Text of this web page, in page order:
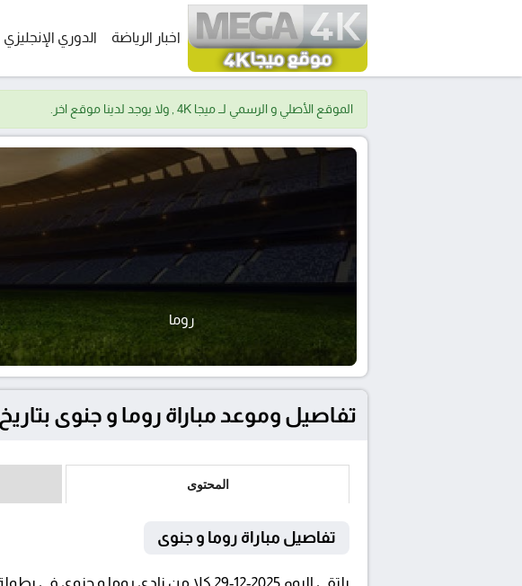
اخبار الرياضة الدوري الإنجليزي
الموقع الأصلي و الرسمي لــ ميجا 4K , ولا يوجد لدينا موقع اخر.
روما
تفاصيل وموعد مباراة روما و جنوى بتاريخ 2025-12-29 في الدوري الإيطالي
المحتوى
تفاصيل مباراة روما و جنوى